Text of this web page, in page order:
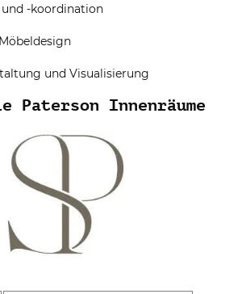
-koordination
und Visualisierung
Paterson Innenräume